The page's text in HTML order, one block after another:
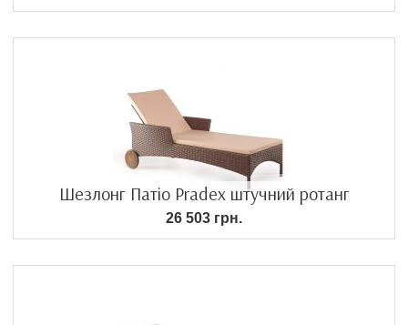
Шезлонг Патіо Pradex штучний ротанг
26 503 грн.